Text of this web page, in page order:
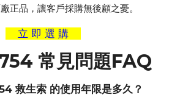
正品，讓客戶採購無後顧之憂。
立 即 選 購
常見問題FAQ
救生索 的使用年限是多久？